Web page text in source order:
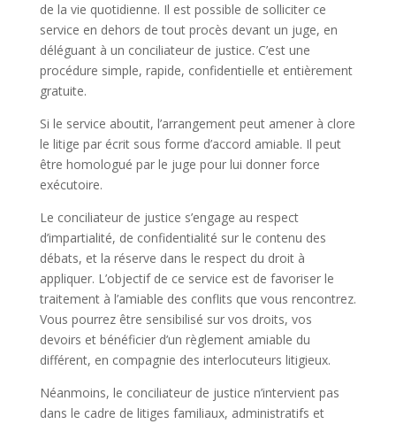
de la vie quotidienne. Il est possible de solliciter ce
service en dehors de tout procès devant un juge, en
déléguant à un conciliateur de justice. C’est une
procédure simple, rapide, confidentielle et entièrement
gratuite.
Si le service aboutit, l’arrangement peut amener à clore
le litige par écrit sous forme d’accord amiable. Il peut
être homologué par le juge pour lui donner force
exécutoire.
Le conciliateur de justice s’engage au respect
d’impartialité, de confidentialité sur le contenu des
débats, et la réserve dans le respect du droit à
appliquer. L’objectif de ce service est de favoriser le
traitement à l’amiable des conflits que vous rencontrez.
Vous pourrez être sensibilisé sur vos droits, vos
devoirs et bénéficier d’un règlement amiable du
différent, en compagnie des interlocuteurs litigieux.
Néanmoins, le conciliateur de justice n’intervient pas
dans le cadre de litiges familiaux, administratifs et